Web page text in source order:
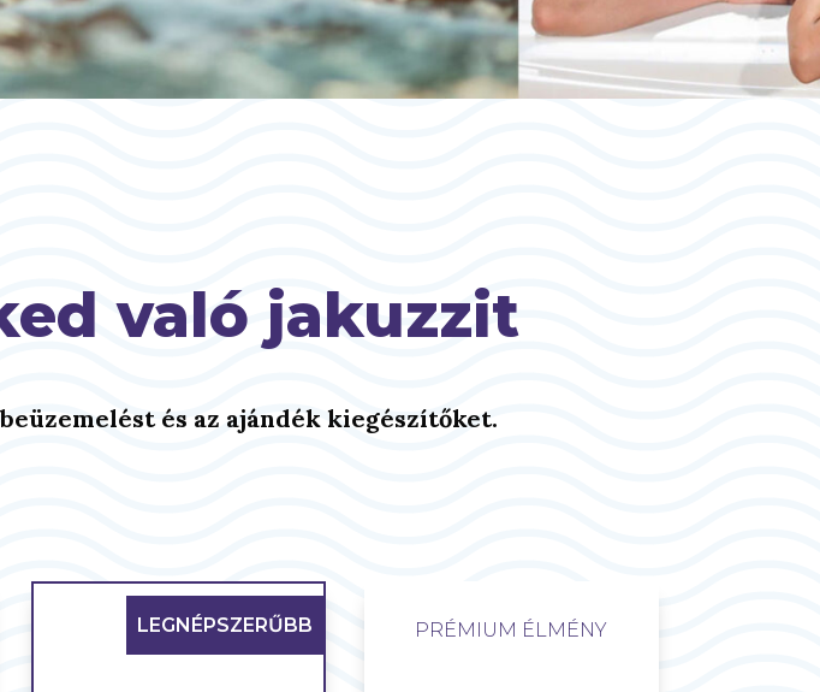
való jakuzzit
és az ajándék kiegészítőket.
LEGNÉPSZERŰBB PRÉMIUM ÉLMÉNY